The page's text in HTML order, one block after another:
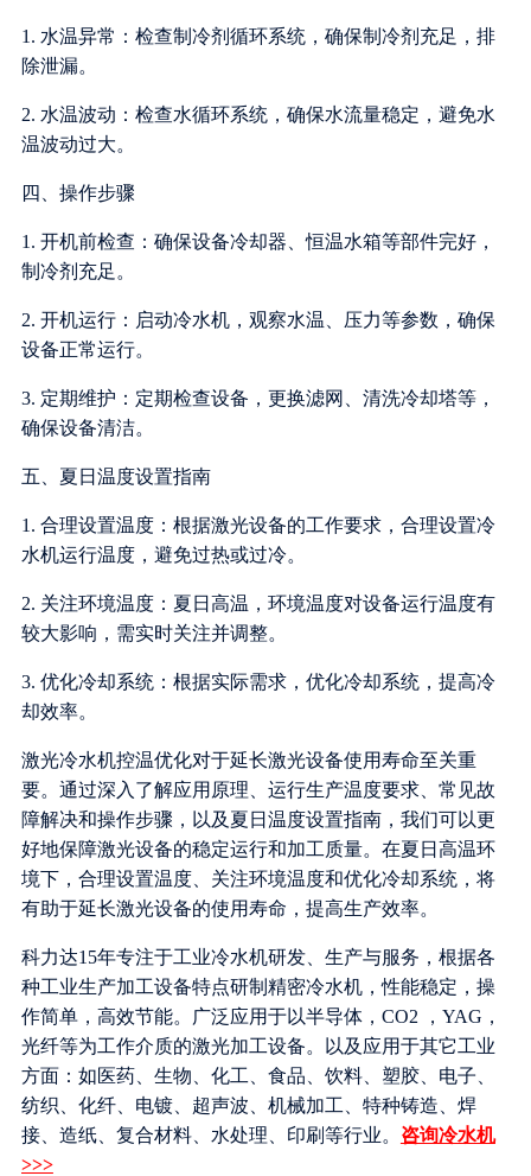
1. 水温异常：检查制冷剂循环系统，确保制冷剂充足，排
除泄漏。
2. 水温波动：检查水循环系统，确保水流量稳定，避免水
温波动过大。
四、操作步骤
1. 开机前检查：确保设备冷却器、恒温水箱等部件完好，
制冷剂充足。
2. 开机运行：启动冷水机，观察水温、压力等参数，确保
设备正常运行。
3. 定期维护：定期检查设备，更换滤网、清洗冷却塔等，
确保设备清洁。
五、夏日温度设置指南
1. 合理设置温度：根据激光设备的工作要求，合理设置冷
水机运行温度，避免过热或过冷。
2. 关注环境温度：夏日高温，环境温度对设备运行温度有
较大影响，需实时关注并调整。
3. 优化冷却系统：根据实际需求，优化冷却系统，提高冷
却效率。
激光冷水机控温优化对于延长激光设备使用寿命至关重
要。通过深入了解应用原理、运行生产温度要求、常见故
障解决和操作步骤，以及夏日温度设置指南，我们可以更
好地保障激光设备的稳定运行和加工质量。在夏日高温环
境下，合理设置温度、关注环境温度和优化冷却系统，将
有助于延长激光设备的使用寿命，提高生产效率。
科力达15年专注于工业冷水机研发、生产与服务，根据各
种工业生产加工设备特点研制精密冷水机，性能稳定，操
作简单，高效节能。广泛应用于以半导体，CO2 ，YAG，
光纤等为工作介质的激光加工设备。以及应用于其它工业
方面：如医药、生物、化工、食品、饮料、塑胶、电子、
纺织、化纤、电镀、超声波、机械加工、特种铸造、焊
接、造纸、复合材料、水处理、印刷等行业。 咨询冷水机
>>>